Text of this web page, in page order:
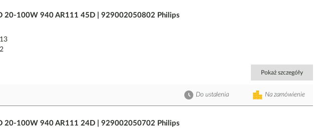
20-100W 940 AR111 45D | 929002050802 Philips
Pokaż szczegóły
Na zamówienie
Do ustalenia
20-100W 940 AR111 24D | 929002050702 Philips